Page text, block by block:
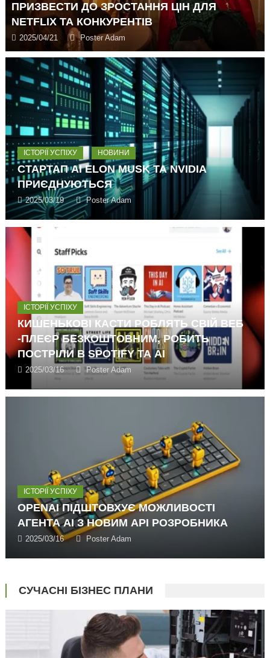
ПРИЗВЕСТИ ДО ЗРОСТАННЯ ЦІН ДЛЯ
NETFLIX ТА КОНКУРЕНТІВ
2025/04/21 Poster Adam
ІСТОРІЇ УСПІХУ НОВИНИ
СТАРТАП AI ELON MUSK ТА NVIDIA
ПРИЄДНУЮТЬСЯ
2025/03/19 Poster Adam
ІСТОРІЇ УСПІХУ
КИШЕНЬКОВІ КАСТИ РОБЛЯТЬ СВІЙ ВЕБ
-ПЛЕЄР БЕЗКОШТОВНИМ, РОБИТЬ
ПОСТРІЛИ В SPOTIFY ТА AI
2025/03/16 Poster Adam
ІСТОРІЇ УСПІХУ
OPENAI ПІДШТОВХУЄ МОЖЛИВОСТІ
АГЕНТА AI З НОВИМ API РОЗРОБНИКА
2025/03/16 Poster Adam
СУЧАСНІ БІЗНЕС ПЛАНИ